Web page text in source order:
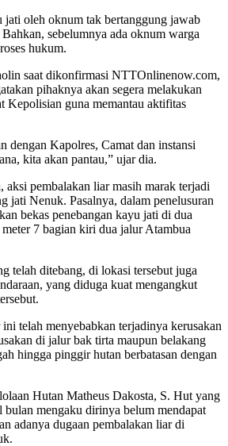
oleh oknum tak bertanggung jawab
sebelumnya ada oknum warga
hukum.
saat dikonfirmasi NTTOnlinenow.com,
pihaknya akan segera melakukan
Kepolisian guna memantau aktifitas
dengan Kapolres, Camat dan instansi
kita akan pantau,” ujar dia.
aksi pembalakan liar masih marak terjadi
jati Nenuk. Pasalnya, dalam penelusuran
bekas penebangan kayu jati di dua
7 bagian kiri dua jalur Atambua
telah ditebang, di lokasi tersebut juga
yang diduga kuat mengangkut
telah menyebabkan terjadinya kerusakan
di jalur bak tirta maupun belakang
hingga pinggir hutan berbatasan dengan
Hutan Matheus Dakosta, S. Hut yang
mengaku dirinya belum mendapat
adanya dugaan pembalakan liar di